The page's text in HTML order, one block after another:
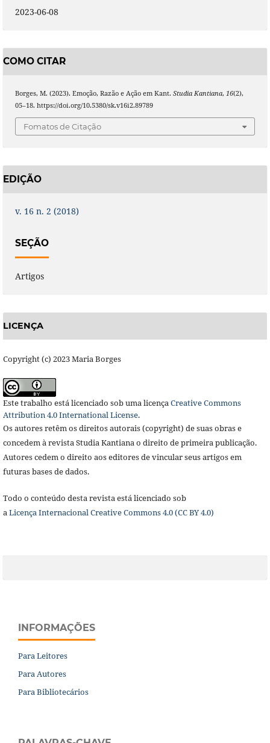
2023-06-08
COMO CITAR
Borges, M. (2023). Emoção, Razão e Ação em Kant. Studia Kantiana, 16(2),
05–18. https://doi.org/10.5380/sk.v16i2.89789
Fomatos de Citação
EDIÇÃO
v. 16 n. 2 (2018)
SEÇÃO
Artigos
LICENÇA
Copyright (c) 2023 Maria Borges
Este trabalho está licenciado sob uma licençaCreative Commons
Attribution 4.0 International License.
Os autores retêm os direitos autorais (copyright) de suas obras e
concedem à revista Studia Kantiana o direito de primeira publicação.
Autores cedem o direito aos editores de vincular seus artigos em
futuras bases de dados.
Todo o conteúdo desta revista está licenciado sob
aLicençaInternacional Creative Commons 4.0 (CC BY 4.0)
INFORMAÇÕES
Para Leitores
Para Autores
Para Bibliotecários